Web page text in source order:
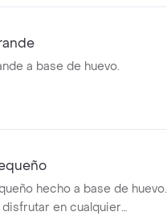
a base de huevo.
hecho a base de huevo.
disfrutar en cualquier